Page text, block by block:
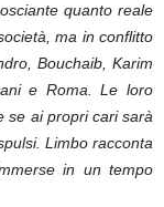
quanto reale
ma in conflitto
Bouchaib, Karim
e Roma. Le loro
se ai propri cari sarà
Limbo racconta
in un tempo